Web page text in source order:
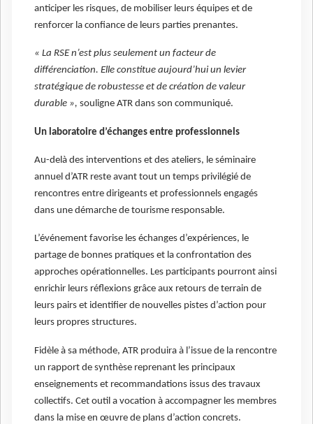
anticiper les risques, de mobiliser leurs équipes et de
renforcer la confiance de leurs parties prenantes.
« La RSE n’est plus seulement un facteur de
différenciation. Elle constitue aujourd’hui un levier
stratégique de robustesse et de création de valeur
durable », souligne ATR dans son communiqué.
Un laboratoire d’échanges entre professionnels
Au-delà des interventions et des ateliers, le séminaire
annuel d’ATR reste avant tout un temps privilégié de
rencontres entre dirigeants et professionnels engagés
dans une démarche de tourisme responsable.
L’événement favorise les échanges d’expériences, le
partage de bonnes pratiques et la confrontation des
approches opérationnelles. Les participants pourront ainsi
enrichir leurs réflexions grâce aux retours de terrain de
leurs pairs et identifier de nouvelles pistes d’action pour
leurs propres structures.
Fidèle à sa méthode, ATR produira à l’issue de la rencontre
un rapport de synthèse reprenant les principaux
enseignements et recommandations issus des travaux
collectifs. Cet outil a vocation à accompagner les membres
dans la mise en œuvre de plans d’action concrets.